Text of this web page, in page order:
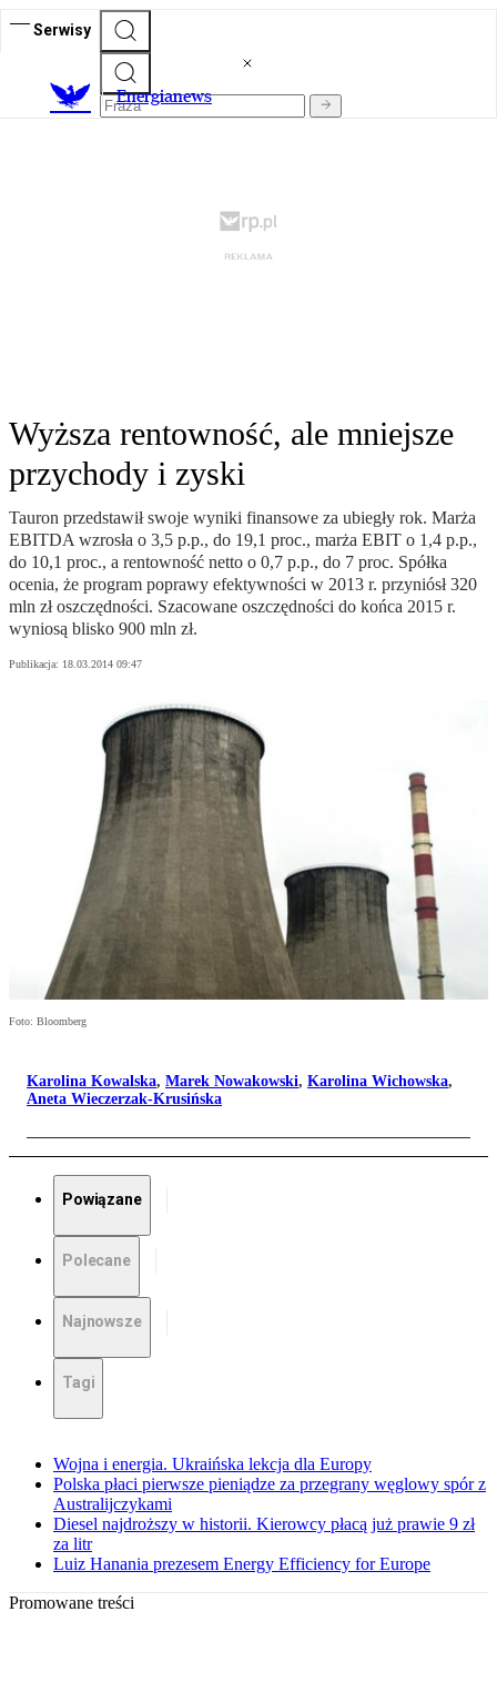
Serwisy
Energianews
Wyższa rentowność, ale mniejsze
przychody i zyski
Tauron przedstawił swoje wyniki finansowe za ubiegły rok. Marża
EBITDA wzrosła o 3,5 p.p., do 19,1 proc., marża EBIT o 1,4 p.p.,
do 10,1 proc., a rentowność netto o 0,7 p.p., do 7 proc. Spółka
ocenia, że program poprawy efektywności w 2013 r. przyniósł 320
mln zł oszczędności. Szacowane oszczędności do końca 2015 r.
wyniosą blisko 900 mln zł.
Publikacja: 18.03.2014 09:47
Foto: Bloomberg
Karolina Kowalska, Marek Nowakowski, Karolina Wichowska,
Aneta Wieczerzak-Krusińska
Powiązane
Polecane
Najnowsze
Tagi
Wojna i energia. Ukraińska lekcja dla Europy
Polska płaci pierwsze pieniądze za przegrany węglowy spór z
Australijczykami
Diesel najdroższy w historii. Kierowcy płacą już prawie 9 zł
za litr
Luiz Hanania prezesem Energy Efficiency for Europe
Promowane treści